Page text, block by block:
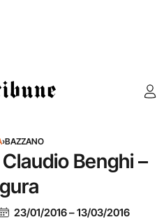
›BAZZANO
Benghi –
23/01/2016–13/03/2016